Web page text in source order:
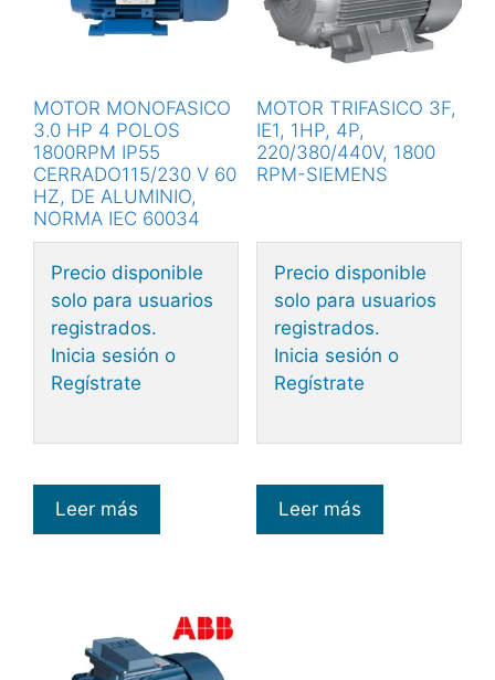
MOTOR MONOFASICO
3.0 HP 4 POLOS
1800RPM IP55
CERRADO115/230 V 60
HZ, DE ALUMINIO,
NORMA IEC 60034
Precio disponible
solo para usuarios
registrados.
Inicia sesión o
Regístrate
Leer más
MOTOR TRIFASICO 3F,
IE1, 1HP, 4P,
220/380/440V, 1800
RPM-SIEMENS
Precio disponible
solo para usuarios
registrados.
Inicia sesión o
Regístrate
Leer más